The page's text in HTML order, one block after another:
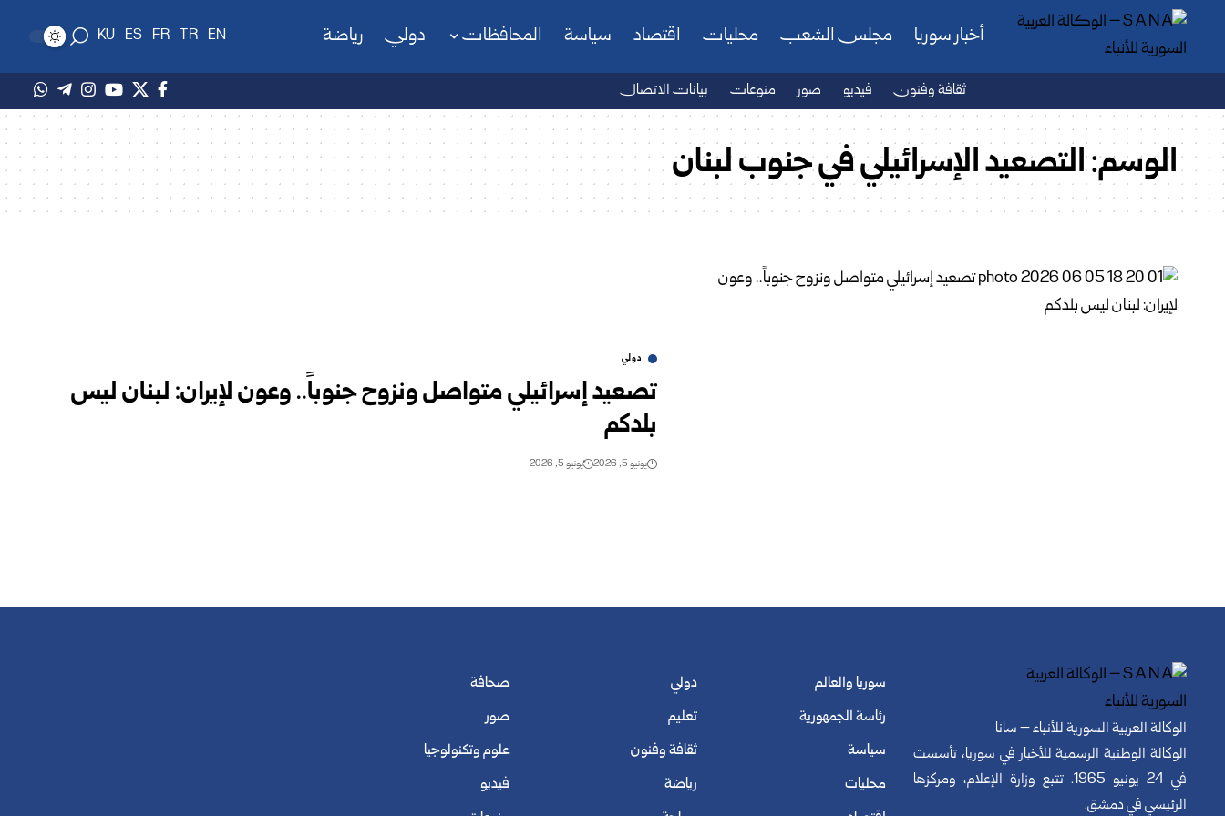
أخبار سوريا مجلس الشعب محليات اقتصاد سياسة المحافظات دولي رياضة EN
TR
FR
ES
KU
ثقافة وفنون فيديو صور منوعات بيانات الاتصال
الوسم:التصعيد الإسرائيلي في جنوب لبنان
دولي
تصعيد إسرائيلي متواصل ونزوح جنوباً.. وعون لإيران: لبنان ليس
بلدكم
يونيو 5, 2026 يونيو 5, 2026
الوكالة العربية السورية للأنباء – سانا
الوكالة الوطنية الرسمية للأخبار في سوريا، تأسست
في 24 يونيو 1965. تتبع وزارة الإعلام، ومركزها
الرئيسي في دمشق.
سوريا والعالم
رئاسة الجمهورية
سياسة
محليات
دولي
تعليم
ثقافة وفنون
رياضة
صحافة
صور
علوم وتكنولوجيا
فيديو